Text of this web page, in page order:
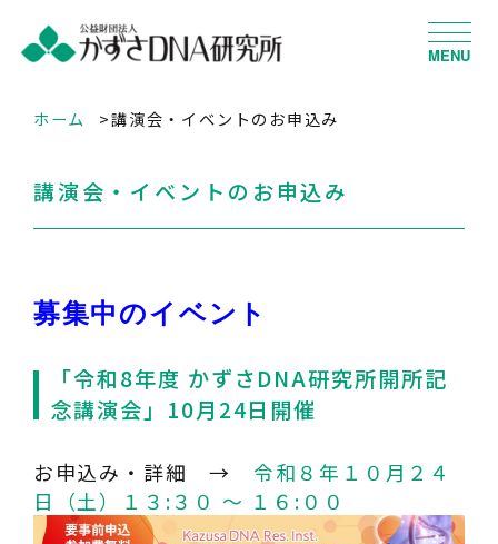
MENU
ホーム 講演会・イベントのお申込み
講演会・イベントのお申込み
募集中のイベント
「令和8年度 かずさDNA研究所開所記
念講演会」10月24日開催
お申込み・詳細 → 令和８年１０月２４
日（土）１３:３０ ～ １６:００